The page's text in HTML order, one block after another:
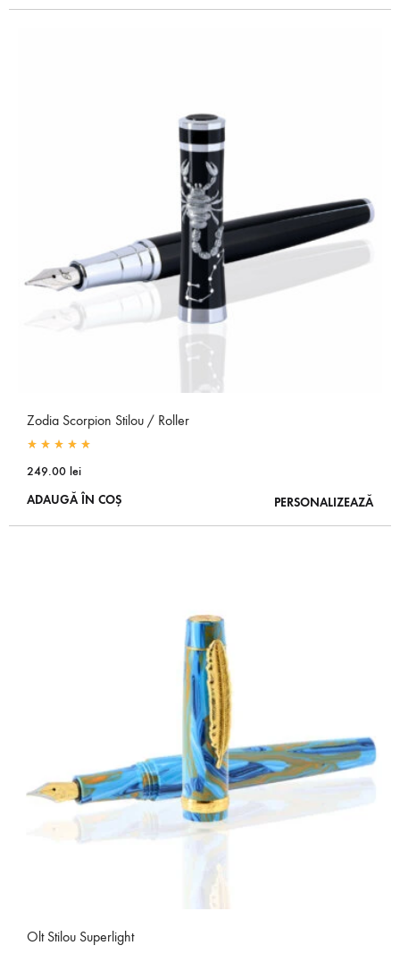
Zodia Scorpion Stilou / Roller
249.00 lei
ADAUGĂ ÎN COȘ
PERSONALIZEAZĂ
Olt Stilou Superlight